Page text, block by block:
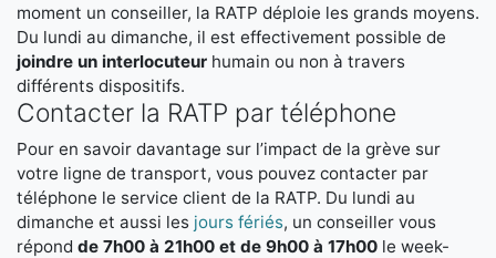
moment un conseiller, la RATP déploie les grands moyens.
Du lundi au dimanche, il est effectivement possible de
joindre un interlocuteur humain ou non à travers
différents dispositifs.
Contacter la RATP par téléphone
Pour en savoir davantage sur l’impact de la grève sur
votre ligne de transport, vous pouvez contacter par
téléphone le service client de la RATP. Du lundi au
dimanche et aussi les jours fériés, un conseiller vous
répond de 7h00 à 21h00 et de 9h00 à 17h00 le week-